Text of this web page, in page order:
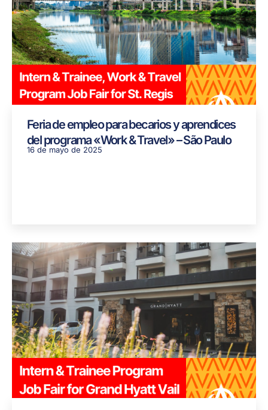
Feria de empleo para becarios y aprendices
del programa «Work & Travel» – São Paulo
16 de mayo de 2025